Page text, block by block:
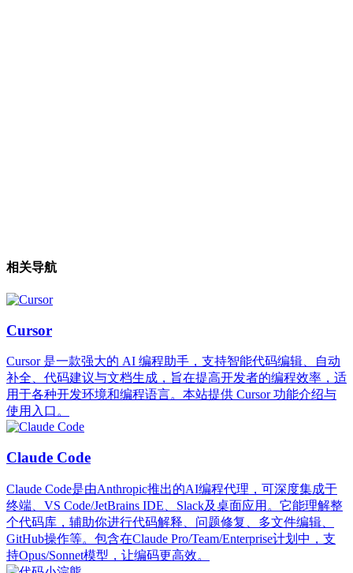
相关导航
Cursor
Cursor 是一款强大的 AI 编程助手，支持智能代码编辑、自动
补全、代码建议与文档生成，旨在提高开发者的编程效率，适
用于各种开发环境和编程语言。本站提供 Cursor 功能介绍与
使用入口。
Claude Code
Claude Code是由Anthropic推出的AI编程代理，可深度集成于
终端、VS Code/JetBrains IDE、Slack及桌面应用。它能理解整
个代码库，辅助你进行代码解释、问题修复、多文件编辑、
GitHub操作等。包含在Claude Pro/Team/Enterprise计划中，支
持Opus/Sonnet模型，让编码更高效。